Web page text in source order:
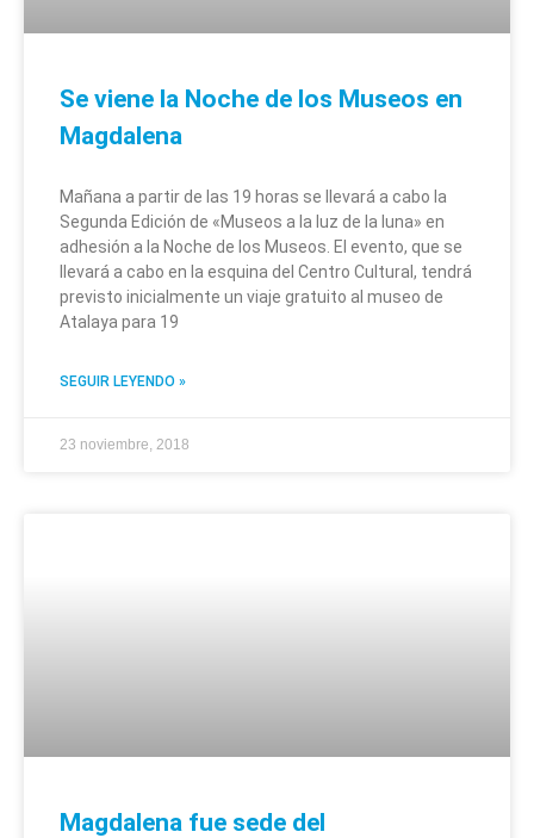
Se viene la Noche de los Museos en
Magdalena
Mañana a partir de las 19 horas se llevará a cabo la
Segunda Edición de «Museos a la luz de la luna» en
adhesión a la Noche de los Museos. El evento, que se
llevará a cabo en la esquina del Centro Cultural, tendrá
previsto inicialmente un viaje gratuito al museo de
Atalaya para 19
SEGUIR LEYENDO »
23 noviembre, 2018
Magdalena fue sede del